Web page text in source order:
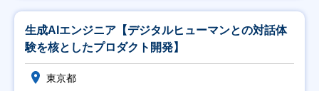
生成AIエンジニア【デジタルヒューマンとの対話体
験を核としたプロダクト開発】
東京都